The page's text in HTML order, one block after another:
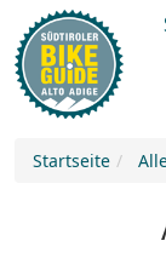
Startseite